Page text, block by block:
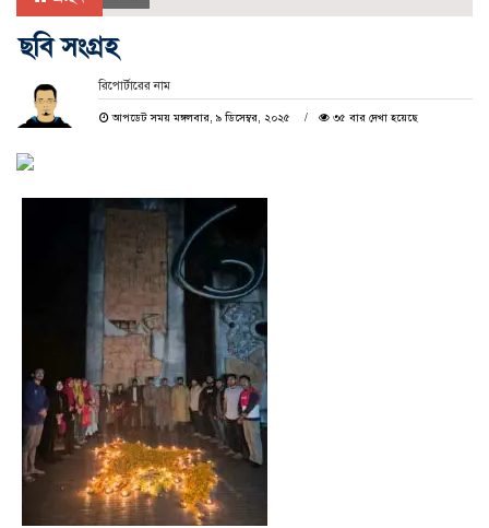
ছবি সংগ্রহ
রিপোর্টারের নাম
আপডেট সময় মঙ্গলবার, ৯ ডিসেম্বর, ২০২৫ ৩৫ বার দেখা হয়েছে